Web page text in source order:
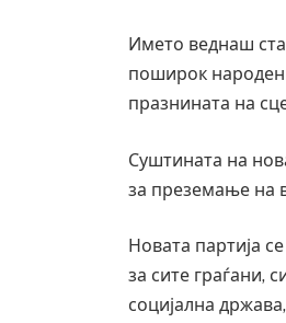
Името веднаш
поширок народен
празнината на
Суштината на
за преземање на
Новата партија
за сите граѓани,
социјална